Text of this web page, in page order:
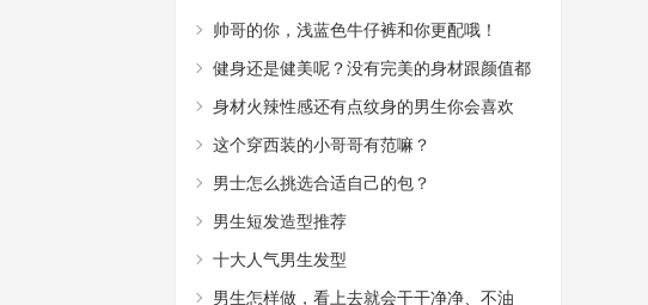
烤肉摊
帅哥的你，浅蓝色牛仔裤和你更配哦！
健身还是健美呢？没有完美的身材跟颜值都
不敢这么穿！
身材火辣性感还有点纹身的男生你会喜欢
嘛？
这个穿西装的小哥哥有范嘛？
男士怎么挑选合适自己的包？
男生短发造型推荐
十大人气男生发型
男生怎样做，看上去就会干干净净、不油